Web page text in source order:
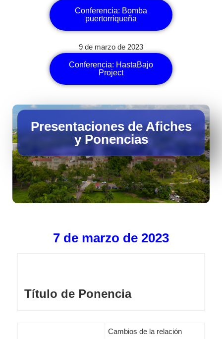
Conferencia: Bomba
puertorriqueña
9 de marzo de 2023
Conferencia: HastaBajo
Project
Presentaciones de Afiches
y Ponencias
7 de marzo de 2023
Título de Ponencia
Cambios de la relación